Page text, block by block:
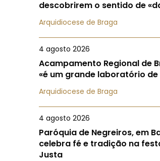
descobrirem o sentido de
Arquidiocese de Braga
4 agosto 2026
Acampamento Regional de
«é um grande laboratório
Arquidiocese de Braga
4 agosto 2026
Paróquia de Negreiros, em
celebra fé e tradição na
Justa